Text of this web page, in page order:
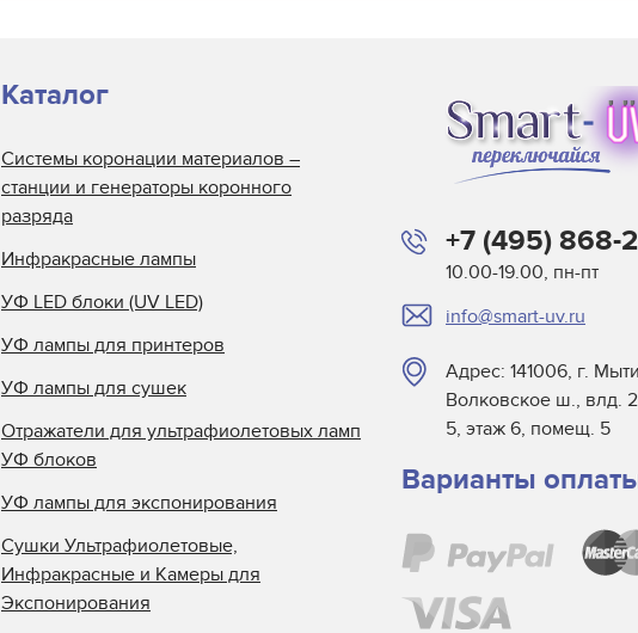
+7 (495) 868-
10.00-19.00, пн-пт
info@smart-uv.ru
Адрес: 141006, г.
Волковское ш., влд.
5, этаж 6, помещ. 5
Варианты
Каталог
Системы коронации материалов –
станции и генераторы коронного
разряда
Инфракрасные лампы
УФ LED блоки (UV LED)
УФ лампы для принтеров
УФ лампы для сушек
Отражатели для ультрафиолетовых ламп
УФ блоков
УФ лампы для экспонирования
Сушки Ультрафиолетовые,
Инфракрасные и Камеры для
Экспонирования